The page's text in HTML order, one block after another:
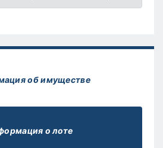
об имуществе
о лоте